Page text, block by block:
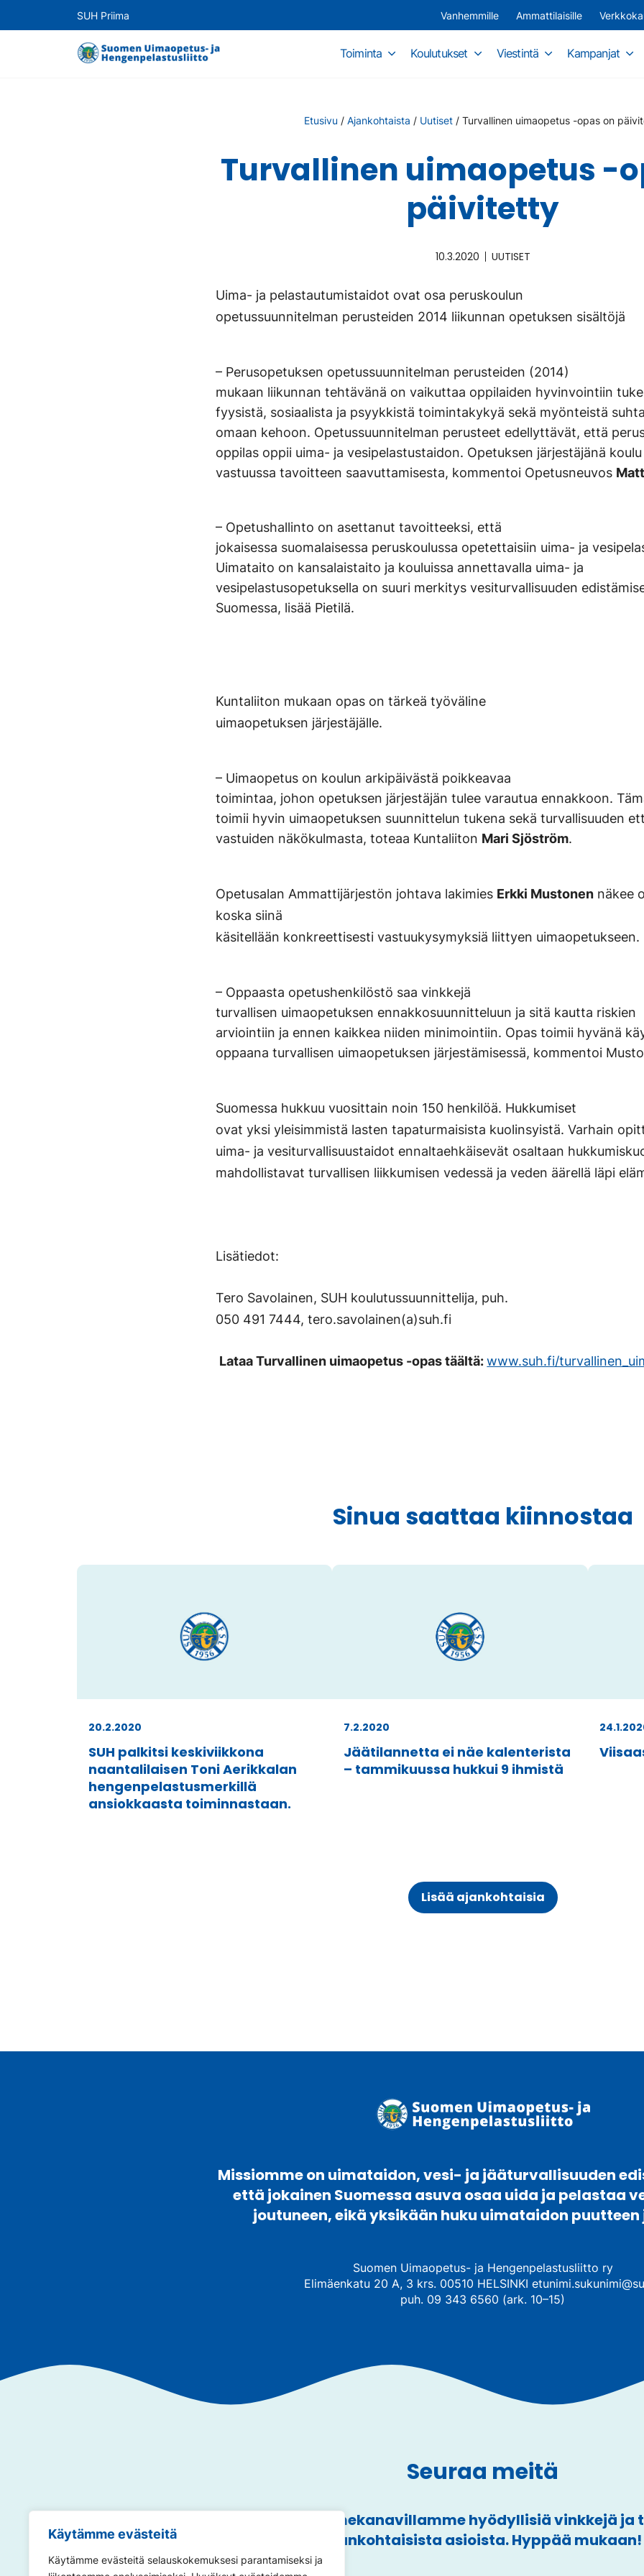
Käytämme evästeitä
Käytämme evästeitä selauskokemuksesi parantamiseksi ja
SUH Priima Vanhemmille Ammattilaisille
Toiminta Koulutukset Viestintä Kampanjat
Etusivu / Ajankohtaista / Uutiset / Turvallinen uimaopetus -opas on
Turvallinen uimaopetus -
päivitetty
10.3.2020 UUTISET
Uima- ja pelastautumistaidot ovat osa peruskoulun
opetussuunnitelman perusteiden 2014 liikunnan opetuksen sisältöjä
– Perusopetuksen opetussuunnitelman perusteiden (2014)
mukaan liikunnan tehtävänä on vaikuttaa oppilaiden hyvinvointiin
fyysistä, sosiaalista ja psyykkistä toimintakykyä sekä myönteistä
omaan kehoon. Opetussuunnitelman perusteet edellyttävät, että
oppilas oppii uima- ja vesipelastustaidon. Opetuksen järjestäjänä
vastuussa tavoitteen saavuttamisesta, kommentoi Opetusneuvos
– Opetushallinto on asettanut tavoitteeksi, että
jokaisessa suomalaisessa peruskoulussa opetettaisiin uima- ja
Uimataito on kansalaistaito ja kouluissa annettavalla uima- ja
vesipelastusopetuksella on suuri merkitys vesiturvallisuuden
Suomessa, lisää Pietilä.
Kuntaliiton mukaan opas on tärkeä työväline
uimaopetuksen järjestäjälle.
– Uimaopetus on koulun arkipäivästä poikkeavaa
toimintaa, johon opetuksen järjestäjän tulee varautua ennakkoon.
toimii hyvin uimaopetuksen suunnittelun tukena sekä turvallisuuden
vastuiden näkökulmasta, toteaa Kuntaliiton Mari Sjöström.
Opetusalan Ammattijärjestön johtava lakimies Erkki Mustonen näkee
koska siinä
käsitellään konkreettisesti vastuukysymyksiä liittyen uimaopetukseen.
– Oppaasta opetushenkilöstö saa vinkkejä
turvallisen uimaopetuksen ennakkosuunnitteluun ja sitä kautta riskien
arviointiin ja ennen kaikkea niiden minimointiin. Opas toimii hyvänä
oppaana turvallisen uimaopetuksen järjestämisessä, kommentoi
Suomessa hukkuu vuosittain noin 150 henkilöä. Hukkumiset
ovat yksi yleisimmistä lasten tapaturmaisista kuolinsyistä. Varhain
uima- ja vesiturvallisuustaidot ennaltaehkäisevät osaltaan
mahdollistavat turvallisen liikkumisen vedessä ja veden äärellä läpi
Lisätiedot:
Tero Savolainen, SUH koulutussuunnittelija, puh.
050 491 7444, tero.savolainen(a)suh.fi
Lataa Turvallinen uimaopetus -opas täältä:www.suh.fi/
Sinua saattaa kiinnostaa
20.2.2020
SUH palkitsi keskiviikkona
naantalilaisen Toni Aerikkalan
hengenpelastusmerkillä
ansiokkaasta toiminnastaan.
7.2.2020
Jäätilannetta ei näe kalenterista
– tammikuussa hukkui 9 ihmistä
Lisää ajankohtaisia
Missiomme on uimataidon, vesi- ja jääturvallisuuden
että jokainen Suomessa asuva osaa uida ja pelastaa
joutuneen, eikä yksikään huku uimataidon
Suomen Uimaopetus- ja Hengenpelastusliitto ry
Elimäenkatu 20 A, 3 krs. 00510 HELSINKI
puh. 09 343 6560 (ark. 10–15)
Seuraa meitä
Annamme somekanavillamme hyödyllisiä vinkkejä ja
ajankohtaisista asioista. Hyppää mukaan!